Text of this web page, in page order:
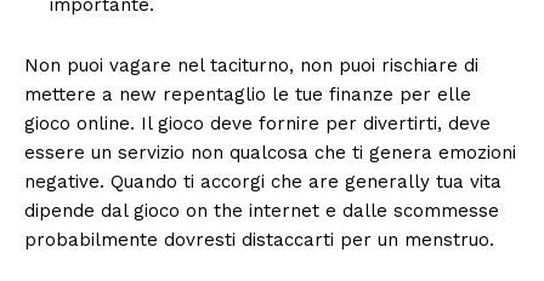
importante.
Non puoi vagare nel taciturno, non puoi rischiare di
mettere a new repentaglio le tue finanze per elle
gioco online. Il gioco deve fornire per divertirti, deve
essere un servizio non qualcosa che ti genera emozioni
negative. Quando ti accorgi che are generally tua vita
dipende dal gioco on the internet e dalle scommesse
probabilmente dovresti distaccarti per un menstruo.